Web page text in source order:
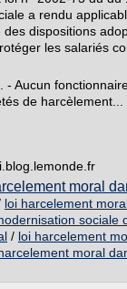
a rendu
des dispositions
les salariés
- Aucun
de harcèlement...
moral
loi harcelement
sociale
/ loi harcelement
moral